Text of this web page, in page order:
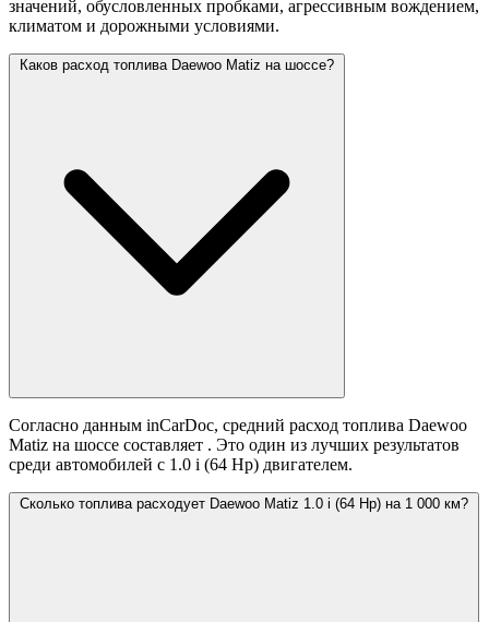
значений, обусловленных пробками, агрессивным вождением,
климатом и дорожными условиями.
Каков расход топлива Daewoo Matiz на шоссе?
Согласно данным inCarDoc, средний расход топлива Daewoo
Matiz на шоссе составляет . Это один из лучших результатов
среди автомобилей с 1.0 i (64 Hp) двигателем.
Сколько топлива расходует Daewoo Matiz 1.0 i (64 Hp) на 1 000 км?